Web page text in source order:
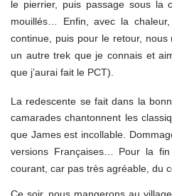
le pierrier, puis passage sous la
mouillés… Enfin, avec la
continue, puis pour le retour, nous
un autre trek que je connais et
que j’aurai fait le PCT).
La redescente se fait dans la
camarades chantonnent les
que James est incollable.
versions Françaises… Pour la
courant, car pas très agréable, du